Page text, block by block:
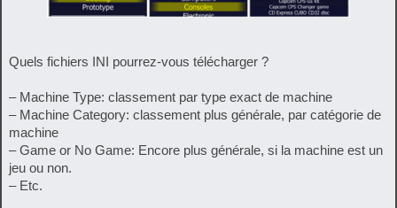
Quels fichiers INI pourrez-vous télécharger ?
– Machine Type: classement par type exact de machine
– Machine Category: classement plus générale, par catégorie de
machine
– Game or No Game: Encore plus générale, si la machine est un
jeu ou non.
– Etc.